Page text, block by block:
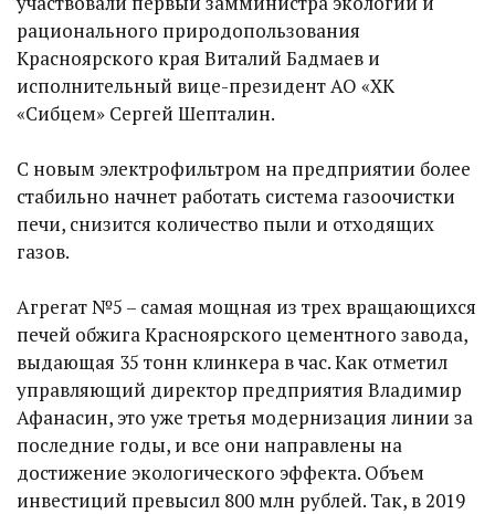
рационального природопользования
Красноярского края Виталий Бадмаев и
исполнительный вице-президент АО «ХК
«Сибцем» Сергей Шепталин.
С новым электрофильтром на предприятии более
стабильно начнет работать система газоочистки
печи, снизится количество пыли и отходящих
газов.
Агрегат №5 – самая мощная из трех вращающихся
печей обжига Красноярского цементного завода,
выдающая 35 тонн клинкера в час. Как отметил
управляющий директор предприятия Владимир
Афанасин, это уже третья модернизация линии за
последние годы, и все они направлены на
достижение экологического эффекта. Объем
инвестиций превысил 800 млн рублей. Так, в 2019